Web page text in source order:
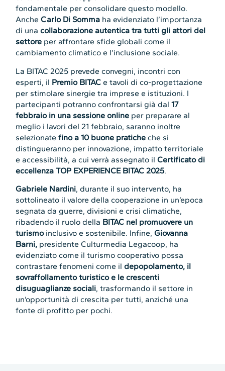
fondamentale per consolidare questo modello.
AncheCarlo Di Somma ha evidenziato l’importanza
di unacollaborazione autentica tra tutti gli attori del
settore per affrontare sfide globali come il
cambiamento climatico e l’inclusione sociale.
La BITAC 2025 prevede convegni, incontri con
esperti, il Premio BITAC e tavoli di co-progettazione
per stimolare sinergie tra imprese e istituzioni. I
partecipanti potranno confrontarsi già dal17
febbraio in una sessione online per preparare al
meglio i lavori del 21 febbraio, saranno inoltre
selezionatefino a 10 buone pratiche che si
distingueranno per innovazione, impatto territoriale
e accessibilità, a cui verrà assegnato ilCertificato di
eccellenza TOP EXPERIENCE BITAC 2025.
Gabriele Nardini, durante il suo intervento, ha
sottolineato il valore della cooperazione in un’epoca
segnata da guerre, divisioni e crisi climatiche,
ribadendo il ruolo della BITAC nel promuovere un
turismoinclusivo e sostenibile. Infine,Giovanna
Barni, presidente Culturmedia Legacoop, ha
evidenziato come il turismo cooperativo possa
contrastare fenomeni come ildepopolamento, il
sovraffollamento turistico e le crescenti
disuguaglianze sociali, trasformando il settore in
un’opportunità di crescita per tutti, anziché una
fonte di profitto per pochi.